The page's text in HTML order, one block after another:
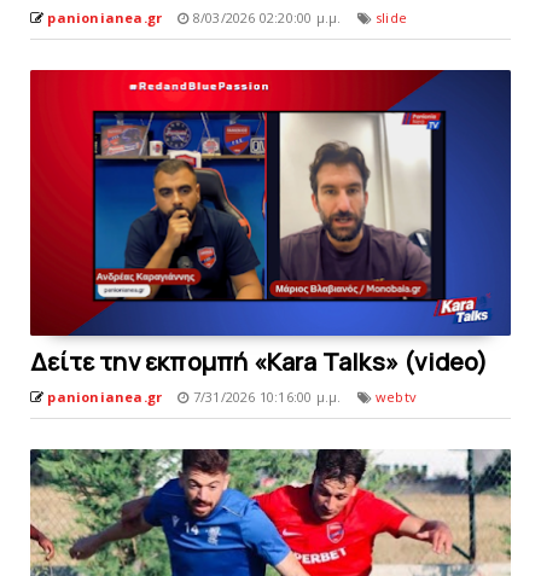
panionianea.gr 8/03/2026 02:20:00 μ.μ. slide
Δείτε την εκπομπή «Kara Talks» (video)
panionianea.gr 7/31/2026 10:16:00 μ.μ. webtv